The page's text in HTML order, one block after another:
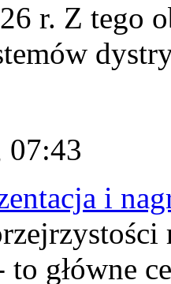
r. Z tego
07:43
i
główne